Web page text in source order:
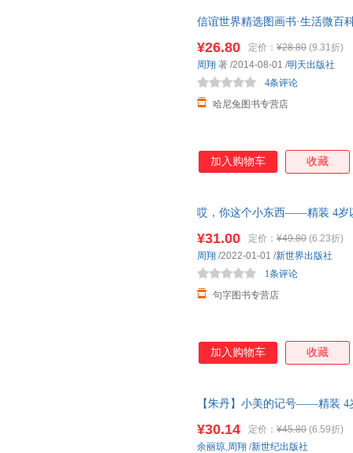
信谊世界精选图画书·生活微百
¥26.80 定价： ¥28.80 (9.31折)
哈尼兔图书专营店
4条评论
周翔 著 /2014-08-01 /明天出版社
加入购物车 收藏
哎，你这个小东西——精装 4岁
惠，如有需联系在线客服
¥31.00 定价： ¥49.80 (6.23折)
句字图书专营店
1条评论
周翔 /2022-01-01 /新世界出版社
加入购物车 收藏
【朱丹】小美的记号——精装 4
¥30.14 定价： ¥45.80 (6.59折)
余丽琼,周翔 /新世纪出版社